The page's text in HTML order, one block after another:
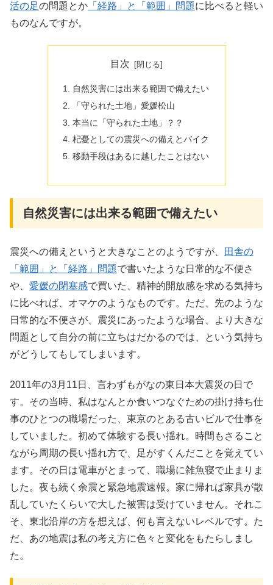
活の足の問題とか 「経路」と「範囲」問題に比べると軽い
ものなんですが。
目次
自然災害には出来る範囲で備えたい
「守られた土地」愛媛松山
本当に「守られた土地」？？
杞憂としての震災への備えとバイク
移動手段はあるに越したことはない
自然災害には出来る範囲で備えたい
震災への備えというと大きなことのようですが、
田舎の
「範囲」と「経路」問題で書いたような日常的な不便さ
や、 愛媛の閉塞感で買いた、精神的開放感を求める気持ち
に比べれば、オマケのようなものです。ただ、先のような
日常的な不便さが、震災にあったような場合、より大きな
問題として自分の前に立ちはだかるのでは、という気持ち
がどうしてもしてしまいます。
2011年の3月11日、言わずもがなの東日本大震災の日で
す。その当時、私はなんとか食いつなぐための掛け持ち仕
事のひとつの職場だった、東京のとある古いビルで仕事を
していました。初めて体験する長い揺れ。時間もさること
ながら周期の長い揺れ方で、足がすくんだことを覚えてい
ます。その日は電車がとまって、職場に雑魚寝で止まりま
した。夜も続く余震と緊急地震速報。家に帰れば家具が散
乱していたくらいで大した被害は受けていません。それこ
そ、東北沿岸の方を想えば、何も言えないレベルです。た
だ、あの地震は私の考え方に色々と変化をもたらしまし
た。